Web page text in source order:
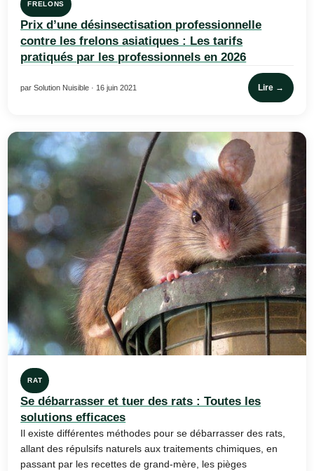
FRELONS
Prix d’une désinsectisation professionnelle
contre les frelons asiatiques : Les tarifs
pratiqués par les professionnels en 2026
par Solution Nuisible · 16 juin 2021 Lire →
RAT
Se débarrasser et tuer des rats : Toutes les
solutions efficaces
Il existe différentes méthodes pour se débarrasser des rats,
allant des répulsifs naturels aux traitements chimiques, en
passant par les recettes de grand-mère, les pièges